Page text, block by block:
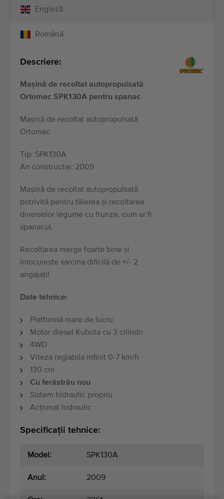
Română
Engleză
Descriere:
Mașină de recoltat autopropulsată
Ortomec SPK130A pentru spanac
Mașină de recoltat autopropulsată
Ortomec
Tip: SPK130A
An constructie: 2009
Mașină de recoltat autopropulsată
potrivită pentru tăierea și recoltarea
diverselor legume cu frunze, cum ar fi
spanacul.
Recoltarea merge foarte bine și
înlocuiește sarcina dificilă de +/- 2
angajați!
Date tehnice:
Platformă mare de lucru
Motor diesel Kubota cu 3 cilindri
4WD
Viteza reglabila infinit 0-7 km/h
130 cm
Cu ferăstrău nou
Sistem hidraulic propriu
Acționat hidraulic
Specificații tehnice:
Model: SPK130A
Anul: 2009